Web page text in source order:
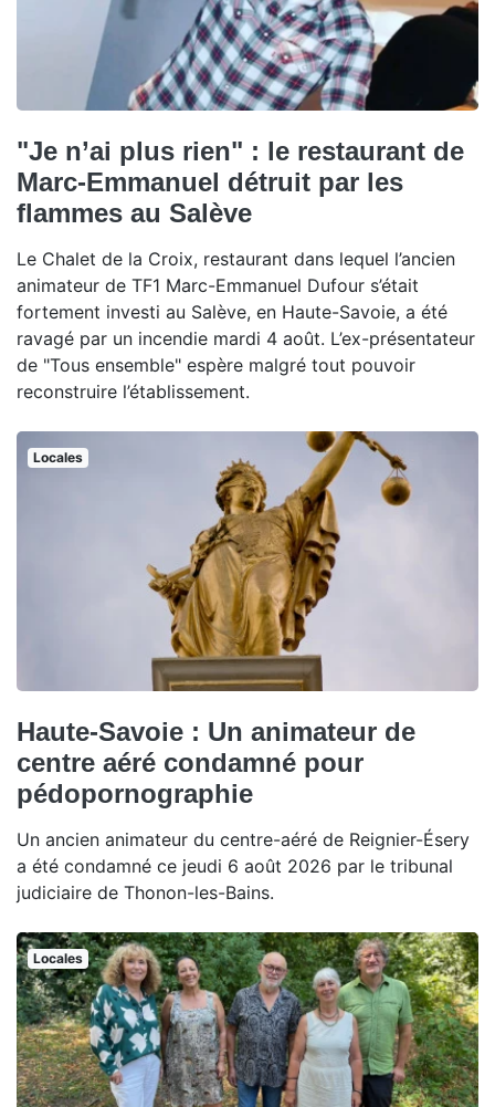
"Je n’ai plus rien" : le restaurant de
Marc-Emmanuel détruit par les
flammes au Salève
Le Chalet de la Croix, restaurant dans lequel l’ancien
animateur de TF1 Marc-Emmanuel Dufour s’était
fortement investi au Salève, en Haute-Savoie, a été
ravagé par un incendie mardi 4 août. L’ex-présentateur
de "Tous ensemble" espère malgré tout pouvoir
reconstruire l’établissement.
Locales
Haute-Savoie : Un animateur de
centre aéré condamné pour
pédopornographie
Un ancien animateur du centre-aéré de Reignier-Ésery
a été condamné ce jeudi 6 août 2026 par le tribunal
judiciaire de Thonon-les-Bains.
Locales